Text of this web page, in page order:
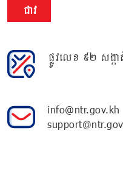
ជាវ
ផ្លូវលេខ ៩២ សង្កា
info@ntr.gov.kh